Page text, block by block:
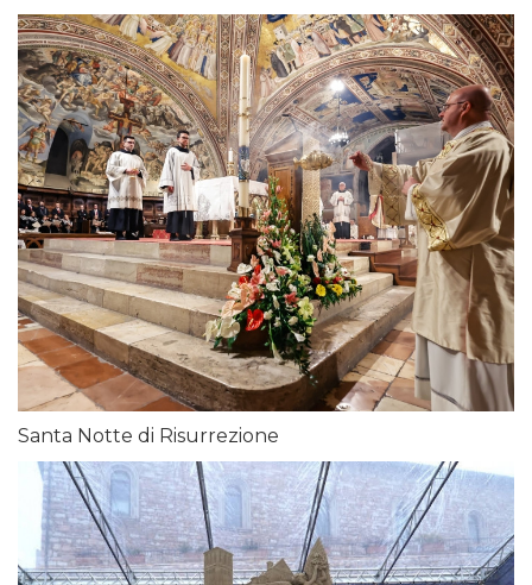
Santa Notte di Risurrezione